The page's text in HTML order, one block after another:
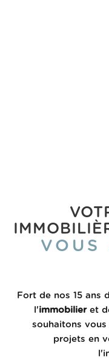
VOTRE AGENCE
VOUS
Fort de nos 15 ans
l'immobilieret
souhaitons
projets en